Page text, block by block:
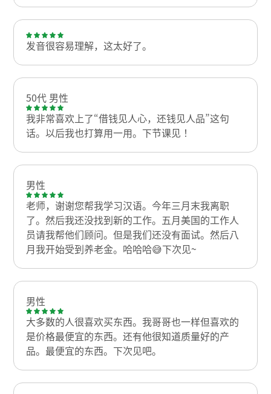
发音很容易理解，这太好了。
50代 男性
我非常喜欢上了“借钱见人心，还钱见人品”这句
话。以后我也打算用一用。下节课见！
男性
老师，谢谢您帮我学习汉语。今年三月末我离职
了。然后我还没找到新的工作。五月美国的工作人
员请我帮他们顾问。但是我们还没有面试。然后八
月我开始受到养老金。哈哈哈😅下次见~
男性
大多数的人很喜欢买东西。我哥哥也一样但喜欢的
是价格最便宜的东西。还有他很知道质量好的产
品。最便宜的东西。下次见吧。